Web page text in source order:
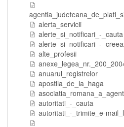
alerta_servicii
alerte_si_notificari_-_cauta
alerte_si_notificari_-
alte_profesii
anuarul_registrelor
apostila_de_la_haga
autoritati_-_cauta
autoritati_-_trimite_e-